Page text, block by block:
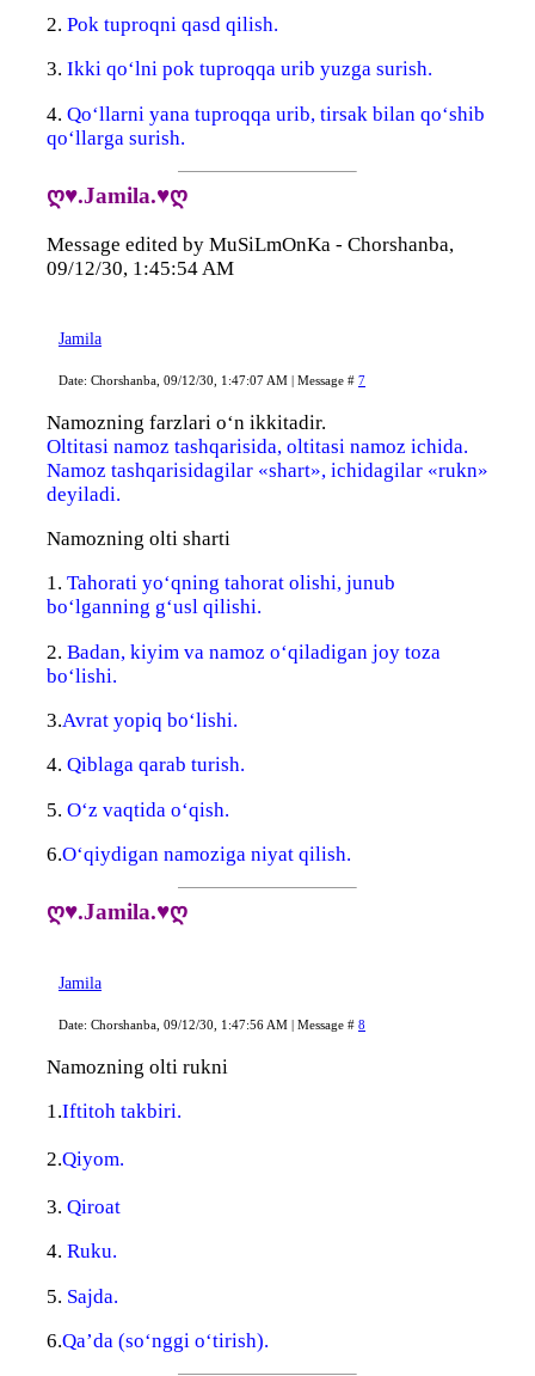
2. Pok tuproqni qasd qilish.
3. Ikki qo‘lni pok tuproqqa urib yuzga surish.
4. Qo‘llarni yana tuproqqa urib, tirsak bilan qo‘shib
qo‘llarga surish.
ღ♥.Jamila.♥ღ
Message edited by MuSiLmOnKa - Chorshanba,
09/12/30, 1:45:54 AM
Jamila
Date: Chorshanba, 09/12/30, 1:47:07 AM | Message # 7
Namozning farzlari o‘n ikkitadir.
Oltitasi namoz tashqarisida, oltitasi namoz ichida.
Namoz tashqarisidagilar «shart», ichidagilar «rukn»
deyiladi.
Namozning olti sharti
1. Tahorati yo‘qning tahorat olishi, junub
bo‘lganning g‘usl qilishi.
2. Badan, kiyim va namoz o‘qiladigan joy toza
bo‘lishi.
3.Avrat yopiq bo‘lishi.
4. Qiblaga qarab turish.
5. O‘z vaqtida o‘qish.
6.O‘qiydigan namoziga niyat qilish.
ღ♥.Jamila.♥ღ
Jamila
Date: Chorshanba, 09/12/30, 1:47:56 AM | Message # 8
Namozning olti rukni
1.Iftitoh takbiri.
2.Qiyom.
3. Qiroat
4. Ruku.
5. Sajda.
6.Qa’da (so‘nggi o‘tirish).